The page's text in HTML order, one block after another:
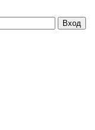
Вход